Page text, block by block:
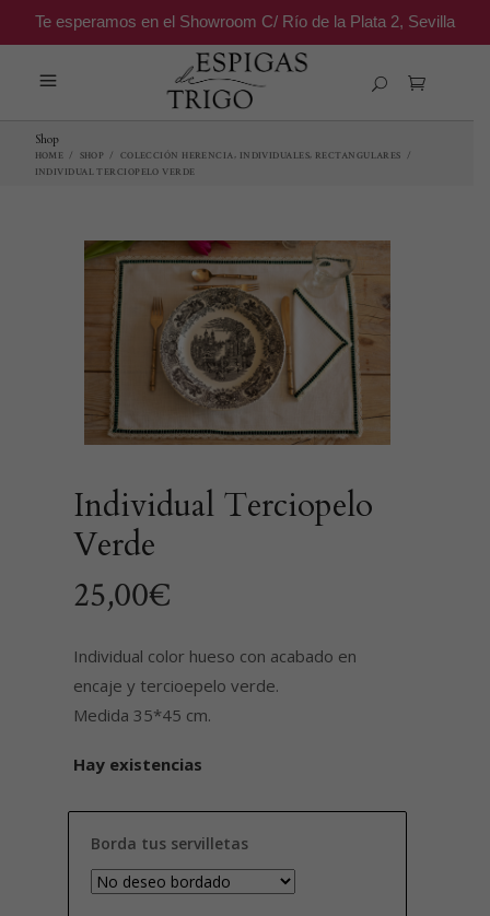
Te esperamos en el Showroom C/ Río de la Plata 2, Sevilla
Shop
HOME / SHOP / COLECCIÓN HERENCIA, INDIVIDUALES, RECTANGULARES /
INDIVIDUAL TERCIOPELO VERDE
Individual Terciopelo
Verde
25,00€
Individual color hueso con acabado en
encaje y tercioepelo verde.
Medida 35*45 cm.
Hay existencias
Borda tus servilletas